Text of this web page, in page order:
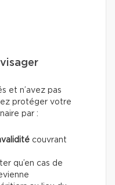
et n’avez pas
protéger votre
par :
couvrant
qu’en cas de